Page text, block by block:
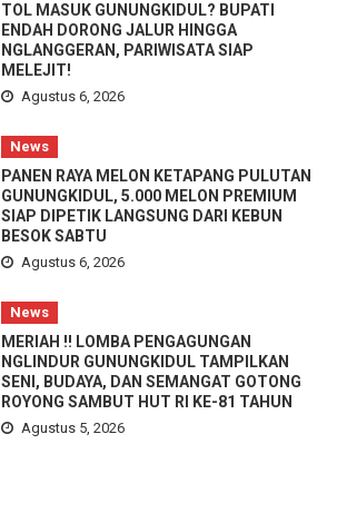
TOL MASUK GUNUNGKIDUL? BUPATI
ENDAH DORONG JALUR HINGGA
NGLANGGERAN, PARIWISATA SIAP
MELEJIT!
Agustus 6, 2026
News
PANEN RAYA MELON KETAPANG PULUTAN
GUNUNGKIDUL, 5.000 MELON PREMIUM
SIAP DIPETIK LANGSUNG DARI KEBUN
BESOK SABTU
Agustus 6, 2026
News
MERIAH !! LOMBA PENGAGUNGAN
NGLINDUR GUNUNGKIDUL TAMPILKAN
SENI, BUDAYA, DAN SEMANGAT GOTONG
ROYONG SAMBUT HUT RI KE-81 TAHUN
Agustus 5, 2026